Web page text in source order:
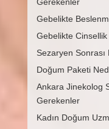
Gerekenler
Gebelikte
Gebelikte Cinsellik
Sezaryen
Doğum Paketi
Ankara Jinekolog
Gerekenler
Kadın Doğum